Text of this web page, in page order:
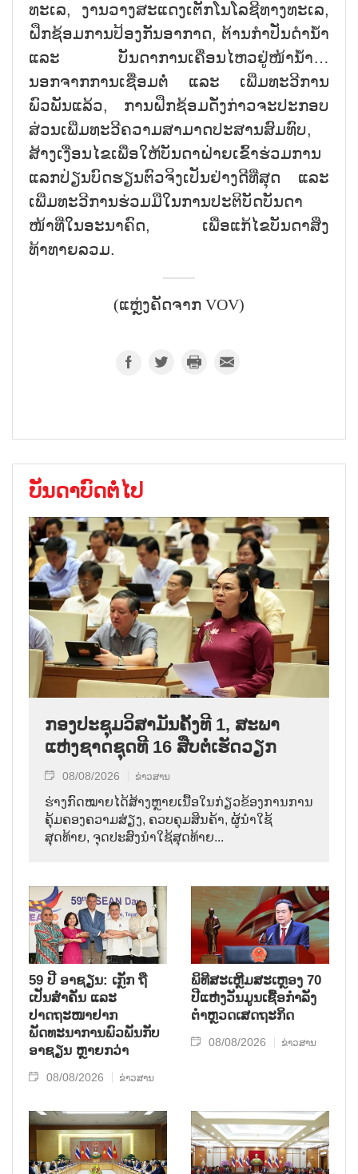
ທະເລ, ງານວາງສະແດງເຕັກໂນໂລຊີທາງທະເລ,
ຝຶກຊ້ອມການປ້ອງກັນອາກາດ, ຕ້ານກຳປັ່ນດຳນ້ຳ
ແລະ ບັນດາການເຄື່ອນໄຫວຢູ່ໜ້ານ້ຳ…
ນອກຈາກການເຊື່ອມຕໍ່ ແລະ ເພີ່ມທະວີການ
ພົວພັນແລ້ວ, ການຝຶກຊ້ອມດັ່ງກ່າວຈະປະກອບ
ສ່ວນເພີ່ມທະວີຄວາມສາມາດປະສານສົມທົບ,
ສ້າງເງື່ອນໄຂເພື່ອໃຫ້ບັນດາຝ່າຍເຂົ້າຮ່ວມການ
ແລກປ່ຽນບົດຮຽນຕົວຈິງເປັນຢ່າງດີທີ່ສຸດ ແລະ
ເພີ່ມທະວີການຮ່ວມມືໃນການປະຕິບັດບັນດາ
ໜ້າທີ່ໃນອະນາຄົດ, ເພື່ອແກ້ໄຂບັນດາສິ່ງ
ທ້າທາຍລວມ.
(ແຫຼ່ງຄັດຈາກ VOV)
ບັນດາບົດຕໍ່ໄປ
ກອງປະຊຸມວິສາມັນຄັ້ງທີ 1, ສະພາ
ແຫ່ງຊາດຊຸດທີ 16 ສືບຕໍ່ເຮັດວຽກ
08/08/2026 ຂ່າວສານ
ຮ່າງກົດໝາຍໄດ້ສ້າງຫຼາຍເນື້ອໃນກ່ຽວຂ້ອງການການ
ຄຸ້ມຄອງຄວາມສ່ຽງ, ຄວບຄຸມສິນຄ້າ, ຜູ້ນຳໃຊ້
ສຸດທ້າຍ, ຈຸດປະສົງນຳໃຊ້ສຸດທ້າຍ...
59 ປີ ອາຊຽນ: ເກຼັກ ຖື
ເປັນສຳຄັນ ແລະ
ປາດຖະໜາຢາກ
ພັດທະນາການພົວພັນກັບ
ອາຊຽນ ຫຼາຍກວ່າ
08/08/2026 ຂ່າວສານ
ພິທີສະເຫຼີມສະເຫຼອງ 70
ປີແຫ່ງວັນມູນເຊື້ອກຳລັງ
ຕຳຫຼວດເສດຖະກິດ
08/08/2026 ຂ່າວສານ